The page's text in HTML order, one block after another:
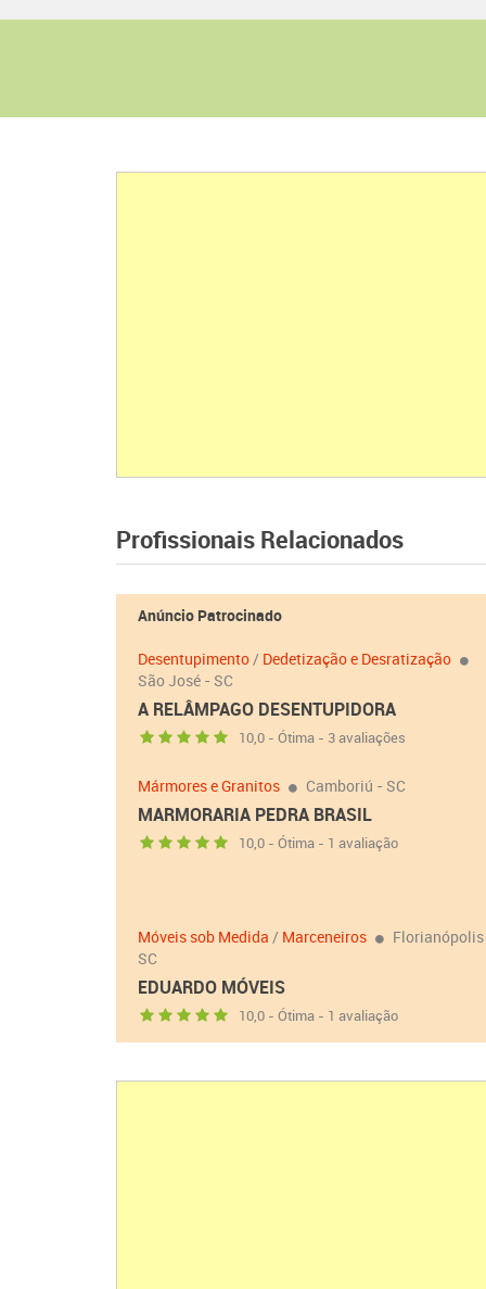
Profissionais Relacionados
Anúncio Patrocinado
Desentupimento/ Dedetização e Desratização
São José - SC
A RELÂMPAGO DESENTUPIDORA
10,0 - Ótima - 3 avaliações
Mármores e Granitos Camboriú - SC
MARMORARIA PEDRA BRASIL
10,0 - Ótima - 1 avaliação
Móveis sob Medida / Marceneiros
SC
EDUARDO MÓVEIS
10,0 - Ótima - 1 avaliação